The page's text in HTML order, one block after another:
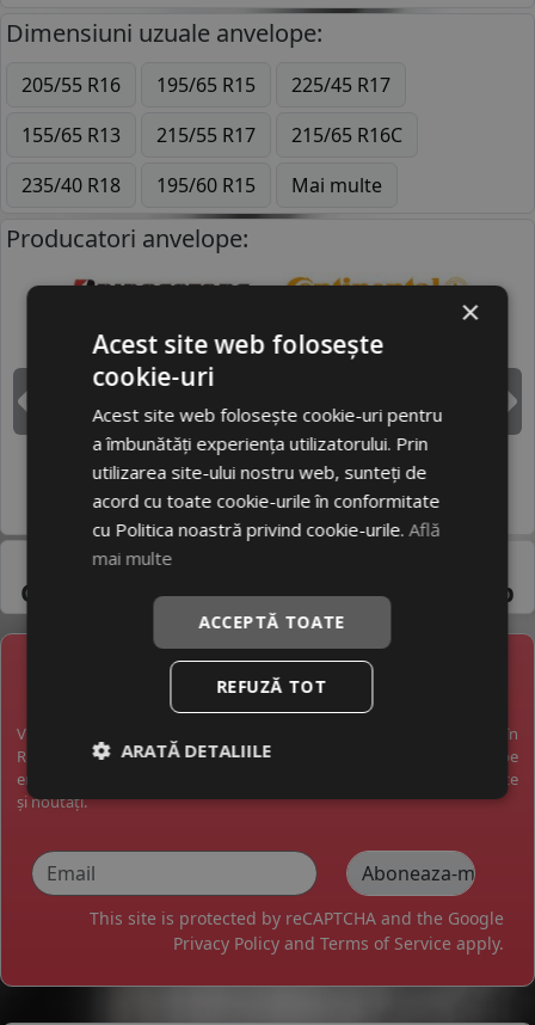
Dimensiuni uzuale anvelope:
205/55 R16 195/65 R15
225/45 R17
155/65 R13
215/55 R17
215/65 R16C
235/40 R18
195/60 R15 Mai multe
Producatori anvelope:
DUNLOP GOODYEAR
HANKOOK MICHELIN
Inapoi
Pneuri 215/16R60 -
Gama variata de laproducatori de top
NEWSLETTER
Vreți să fiți la curent cu toate noutățile în industria anvelopelor în
România? Vreți să primiți pe email promoții exclusive? Abonați-vă pe
email și veți primi pe email o dată pe săptămână cele mai bune oferte
și noutăți.
This site is protected by reCAPTCHA and the Google
Privacy Policy and Terms of Service apply.
×
Acest site web folosește
cookie-uri
Acest site web folosește cookie-uri pentru
a îmbunătăți experiența utilizatorului. Prin
utilizarea site-ului nostru web, sunteți de
acord cu toate cookie-urile în conformitate
cu Politica noastră privind cookie-urile.Află
mai multe
ACCEPTĂ TOATE
REFUZĂ TOT
ARATĂ DETALIILE